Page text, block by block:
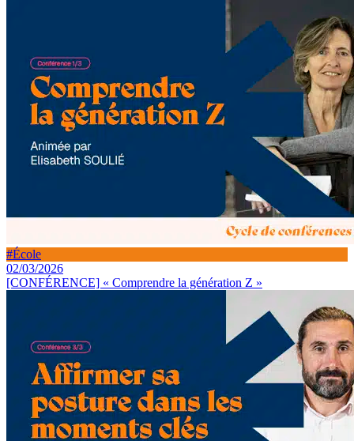
#École
02/03/2026
[CONFÉRENCE] « Comprendre la génération Z »